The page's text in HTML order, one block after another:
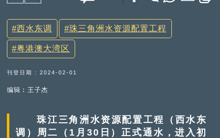
西水东调 珠三角洲水资源配置工程
粤港澳大湾区
刊登日期 : 2024-02-01
编辑︰王子杰
珠江三角洲水资源配置工程（西水东
调）周二（1月30日）正式通水，进入初